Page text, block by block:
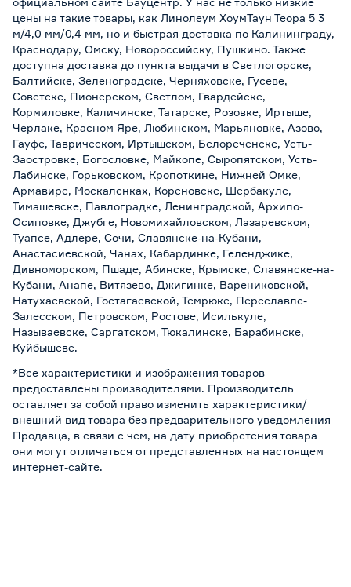
цены на такие товары, как Линолеум ХоумТаун Теора 5 3
м/4,0 мм/0,4 мм, но и быстрая доставка по Калининграду,
Краснодару, Омску, Новороссийску, Пушкино. Также
доступна доставка до пункта выдачи в Светлогорске,
Балтийске, Зеленоградске, Черняховске, Гусеве,
Советске, Пионерском, Светлом, Гвардейске,
Кормиловке, Каличинске, Татарске, Розовке, Иртыше,
Черлаке, Красном Яре, Любинском, Марьяновке, Азово,
Гауфе, Таврическом, Иртышском, Белореченске, Усть-
Заостровке, Богословке, Майкопе, Сыропятском, Усть-
Лабинске, Горьковском, Кропоткине, Нижней Омке,
Армавире, Москаленках, Кореновске, Шербакуле,
Тимашевске, Павлоградке, Ленинградской, Архипо-
Осиповке, Джубге, Новомихайловском, Лазаревском,
Туапсе, Адлере, Сочи, Славянске-на-Кубани,
Анастасиевской, Чанах, Кабардинке, Геленджике,
Дивноморском, Пшаде, Абинске, Крымске, Славянске-на-
Кубани, Анапе, Витязево, Джигинке, Варениковской,
Натухаевской, Гостагаевской, Темрюке, Переславле-
Залесском, Петровском, Ростове, Исилькуле,
Называевске, Саргатском, Тюкалинске, Барабинске,
Куйбышеве.
*Все характеристики и изображения товаров
предоставлены производителями. Производитель
оставляет за собой право изменить характеристики/
внешний вид товара без предварительного уведомления
Продавца, в связи с чем, на дату приобретения товара
они могут отличаться от представленных на настоящем
интернет-сайте.